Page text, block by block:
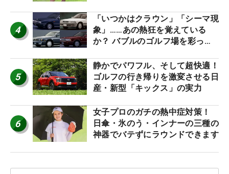
4
「いつかはクラウン」「シーマ現
象」……あの熱狂を覚えている
か？ バブルのゴルフ場を彩った
5
静かでパワフル、そして超快適！
ゴルフの行き帰りを激変させる日
産・新型「キックス」の実力
6
女子プロのガチの熱中症対策！
日傘・氷のう・インナーの三種の
神器でバテずにラウンドできます